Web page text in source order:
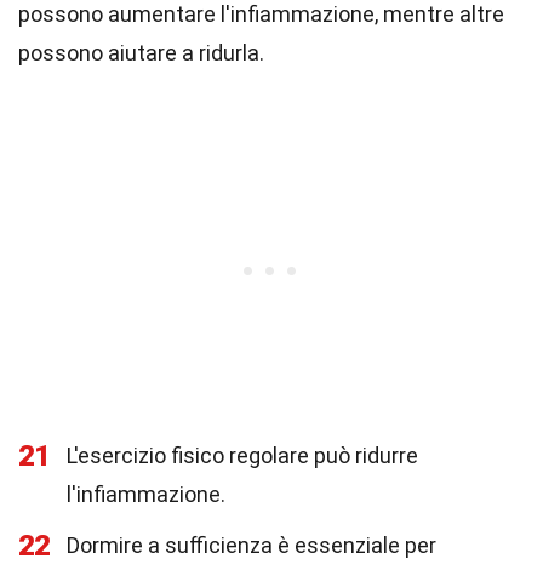
possono aumentare l'infiammazione, mentre altre
possono aiutare a ridurla.
21
L'esercizio fisico regolare può ridurre
l'infiammazione.
22
Dormire a sufficienza è essenziale per